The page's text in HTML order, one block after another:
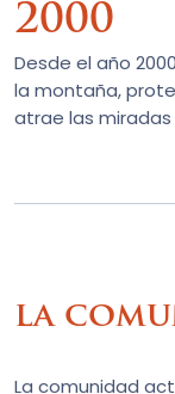
2000
Desde el año
la montaña,
atrae las
la
La comunidad